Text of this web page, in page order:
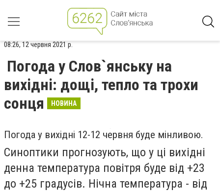
08:26, 12 червня 2021 р.
Погода у Слов`янську на
вихідні: дощі, тепло та трохи
сонця
НОВИНА
Погода у вихідні 12-12 червня буде мінливою.
Синоптики прогнозують, що у ці вихідні
денна температура повітря буде від +23
до +25 градусів. Нічна температура - від